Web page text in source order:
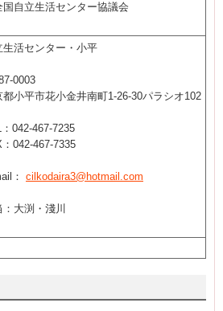
国自立生活センター協議会
生活センター・小平
0003
都小平市花小金井南町1-26-30パラシオ102
042-467-7235
：042-467-7335
： cilkodaira3@hotmail.com
：大渕・淺川